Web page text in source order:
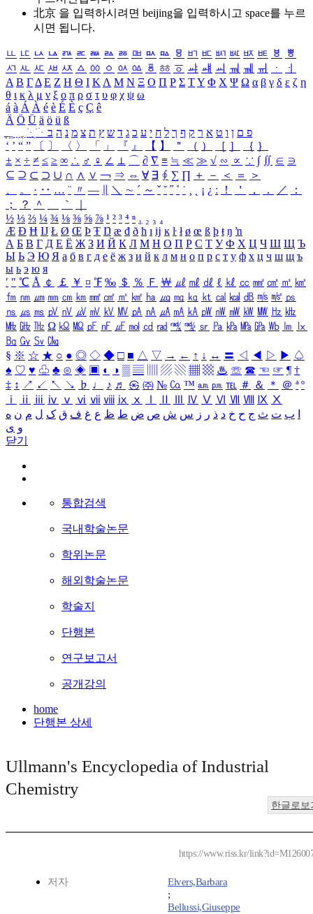
北京 을 입력하시려면 beijing을 입력하시고 space를 누르
시면 됩니다.
ㅥ ㅦ ㅧ ㅨ ㅩ ㅪ ㅫ ㅬ ㅭ ㅮ ㅯ ㅰ ㅱ ㅲ ㅳ ㅴ ㅵ ㅶ ㅷ ㅸ
ㅹ
ㅺ ㅻ ㅼ ㅽ ㅾ ㅿ ㆀ ㆁ ㆂ ㆃ ㆄ ㆅ ㆆ ㆇ ㆈ ㆉ ㆊ ㆋ ㆌ ㆍ
ㆎ
Α Β ΓΔ Ε Ζ Η Θ Ι ΚΛ Μ Ν Ξ Ο Π Ρ Σ ΤΥ Φ Χ Ψ Ω α β γ δ ε ζ η
θ ι κ λ μ ν ξ ο π ρ σ τ υ φ χ ψ ω
á à Á À é è É È ç Ç ê
Ä Ö Ü ä ö ü ß
ִֶֹ ֻּ ׁׂ פ ם ן ו ט א ר ק ף ך ל ח י ע כ ג ד ש ץ ת צ מ נ ה ב
‘ ’ “ ” 〔 〕 〈 〉 「 」 『 』 【 】 ＂ （ ） ［ ］ ｛ ｝
± × ÷ ≠ ≤ ≥ ∞ ∴ ♂ ♀ ∠ ⊥ ⌒ ∂ ∇ ≡ ≒ ≪ ≫ √ ∽ ∝ ∵ ∫ ∬ ∈ ∋
⊆ ⊇ ⊂ ⊃ ∪ ∩ ∧ ∨ ￢ ⇒ ⇔ ∀ ∃ ∮ ∑ ∏ ＋ － ＜ ＝
＞
、
。 · ‥ … ¨ 〃 ― ＼ ∼ ´ ～ ˇ ˘ ˝ ˚ ˙ ¸ ¡ ¿ ː ！ ＇ ， ． ／
：
；
？ ＾ ｀
½ ⅓ ⅔ ¼ ¾ ⅛ ⅜ ⅝ ⅞ ¹ ² ³ ⁴ ⁿ ₁ ₂ ₃ ₄
Æ Ð Ħ Ĳ Ł Ø Œ Þ Ŧ Ŋ æ đ ð ħ ı ĳ ĸ ŀ ł ø œ ß þ ŧ ŋ ŉ
А Б В Г Д Е Ё Ж З И Й К Л М Н О П Р С Т У Ф Х Ц Ч Ш Щ Ъ
Ы Ь Э Ю Я а б в г д е ё ж з и й к л м н о п р с т у ф х ц ч ш щ ъ
ы ь э ю я
′ ″ ℃ Å ￠ ￡ ￥ ¤ ℉ ‰ ＄ ％ Ｆ ￦ ㎕ ㎖ ㎗ ℓ ㎘ ㏄ ㎣ ㎤ ㎥ ㎦
㎙ ㎚ ㎛ ㎜ ㎝ ㎞ ㎟ ㎠ ㎡ ㎢ ㏊ ㎍ ㎎ ㎏ ㏏ ㎈ ㎉ ㏈ ㎧ ㎨ ㎰
㎱ ㎲ ㎳ ㎴ ㎵ ㎶ ㎷ ㎸ ㎹ ㎀ ㎁ ㎂ ㎃ ㎄ ㎺ ㎻ ㎽ ㎾ ㎿ ㎐ ㎑
㎒ ㎓ ㎔ Ω ㏀ ㏁ ㎊ ㎋ ㎌ ㏖ ㏅ ㎭ ㎮ ㎯ ㏛ ㎩ ㎪ ㎫ ㎬ ㏝ ㏐
㏓
㏃ ㏉ ㏜ ㏆
§ ※ ☆ ★ ○ ● ◎ ◇ ◆ □ ■ △ ▽ → ← ↑ ↓ ↔ 〓 ◁ ◀ ▷ ▶ ♤
♠ ♡ ♥ ♧ ♣ ⊙ ◈ ▣ ◐ ◑ ▒ ▤ ▨ ▧ ▦ ▩ ♨ ☏ ☎ ☜ ☞ ¶ †
‡ ↕ ↗ ↙ ↖ ↘ ♭ ♩ ♪ ♬ ㉿ ㈜ № ㏇ ™ ㏂ ㏘ ℡ ＃ ＆ ＊ ＠ ª º
ⅰ
ⅱ ⅲ ⅳ ⅴ ⅵ ⅶ ⅷ ⅸ ⅹ Ⅳ Ⅴ Ⅵ Ⅶ Ⅷ Ⅸ Ⅹ
ب ت ث ج ح خ د ذ ر ز س ش ص ض ط ظ ع غ ف ق ک ل م ن ه
و ی
닫기
통합검색
국내학술논문
학위논문
해외학술논문
학술지
단행본
연구보고서
공개강의
home
단행본 상세
Ullmann's Encyclopedia of Industrial
Chemistry
한글로보
https://www.riss.kr/
저자
Elvers,Barbara
;
Bellussi,Giuseppe